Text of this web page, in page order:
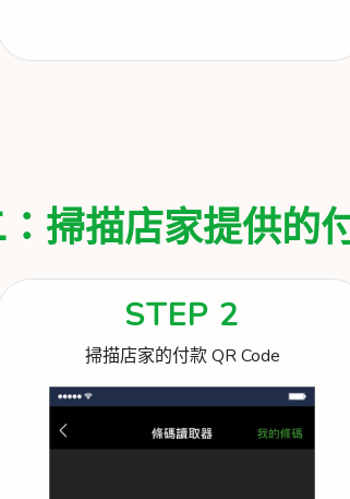
掃描店家提供的
STEP 2
掃描店家的付款 QR Code